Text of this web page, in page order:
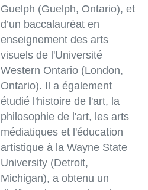
Guelph (Guelph, Ontario), et
d’un baccalauréat en
enseignement des arts
visuels de l'Université
Western Ontario (London,
Ontario). Il a également
étudié l'histoire de l'art, la
philosophie de l'art, les arts
médiatiques et l'éducation
artistique à la Wayne State
University (Detroit,
Michigan), a obtenu un